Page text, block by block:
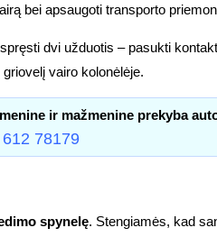
bei apsaugoti transporto
dvi užduotis – pasukti
vairo kolonėlėje.
ir mažmenine prekyba
78179
spynelę. Stengiamės, kad